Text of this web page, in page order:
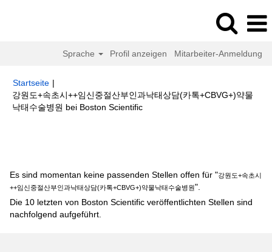
Sprache Profil anzeigen Mitarbeiter-Anmeldung
Startseite |
강원도+속초시++임신중절산부인과낙­태상담(카톡+CBVG+)약물
낙­태수술병원 bei Boston Scientific(aktuelle
Es sind momentan keine passenden Stellen offen für "강원도+속초시
++임신중절산부인과낙­태상담(카톡+CBVG+)약물낙­태수술병원".
Die 10 letzten von Boston Scientific veröffentlichten Stellen sind
nachfolgend aufgeführt.